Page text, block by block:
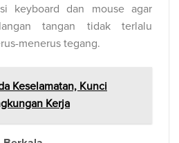
keyboard dan mouse agar
tangan tidak terlalu
menerus tegang.
Keselamatan, Kunci
Kerja